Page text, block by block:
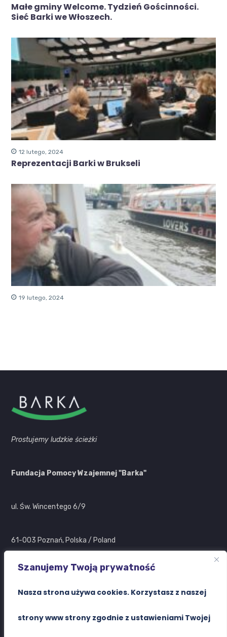
Szanujemy Twoją prywatność
Nasza strona używa cookies. Korzystasz z naszej
strony www strony zgodnie z ustawieniami Twojej
Małe gminy Welcome. Tydzień Gościnności.
Sieć Barki we Włoszech.
12 lutego, 2024
Reprezentacji Barki w Brukseli
19 lutego, 2024
Prostujemy ludzkie ścieżki
Fundacja Pomocy Wzajemnej "Barka"
ul. Św. Wincentego 6/9
61-003 Poznań, Polska / Poland
for: